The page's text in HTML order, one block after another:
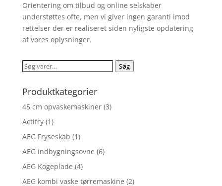
Orientering om tilbud og online selskaber
understøttes ofte, men vi giver ingen garanti imod
rettelser der er realiseret siden nyligste opdatering
af vores oplysninger.
Søg
Søg
Produktkategorier
45 cm opvaskemaskiner (3)
Actifry (1)
AEG Fryseskab (1)
AEG indbygningsovne (6)
AEG Kogeplade (4)
AEG kombi vaske tørremaskine (2)